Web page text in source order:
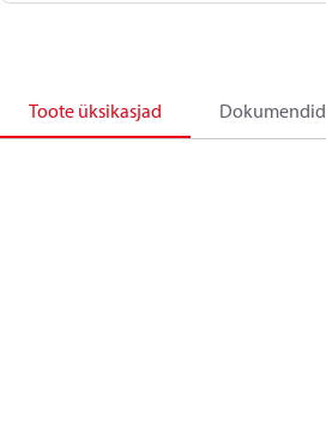
Toote üksikasjad Dokumendid